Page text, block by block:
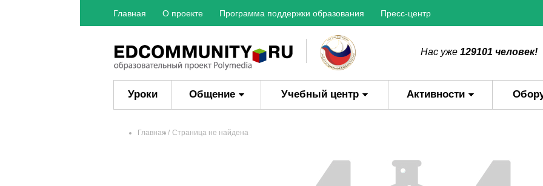
Главная О проекте Программа поддержки образования Пресс-центр
Нас уже 129101 человек!
Уроки Общение Учебный центр Активности
Главная Страница не найдена